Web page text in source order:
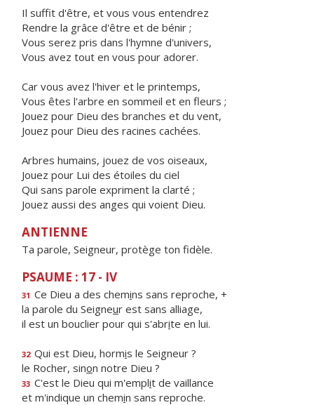
Il suffit d'être, et vous vous entendrez
Rendre la grâce d'être et de bénir ;
Vous serez pris dans l'hymne d'univers,
Vous avez tout en vous pour adorer.
Car vous avez l'hiver et le printemps,
Vous êtes l'arbre en sommeil et en fleurs ;
Jouez pour Dieu des branches et du vent,
Jouez pour Dieu des racines cachées.
Arbres humains, jouez de vos oiseaux,
Jouez pour Lui des étoiles du ciel
Qui sans parole expriment la clarté ;
Jouez aussi des anges qui voient Dieu.
ANTIENNE
Ta parole, Seigneur, protège ton fidèle.
PSAUME : 17 - IV
31 Ce Dieu a des chemins sans reproche, +
la parole du Seigneur est sans alliage,
il est un bouclier pour qui s'abrite en lui.
32 Qui est Dieu, hormis le Seigneur ?
le Rocher, sinon notre Dieu ?
33 C'est le Dieu qui m'emplit de vaillance
et m'indique un chemin sans reproche.